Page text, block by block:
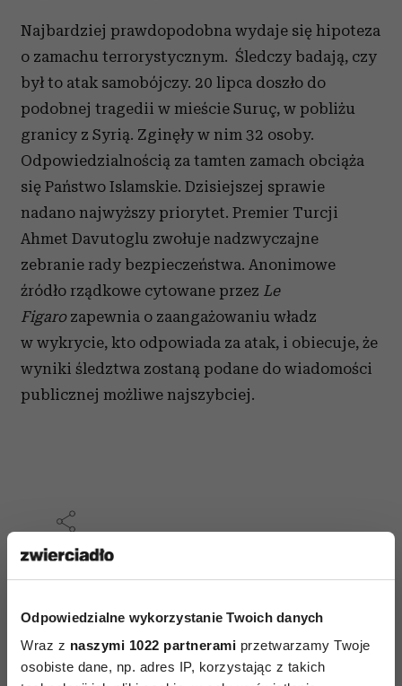
Odpowiedzialne wykorzystanie Twoich danych
Wraz z naszymi 1022 partnerami przetwarzamy Twoje
osobiste dane, np. adres IP, korzystając z takich
Najbardziej prawdopodobna wydaje się hipoteza
o zamachu terrorystycznym. Śledczy badają, czy
był to atak samobójczy. 20 lipca doszło do
podobnej tragedii w mieście Suruç, w pobliżu
granicy z Syrią. Zginęły w nim 32 osoby.
Odpowiedzialnością za tamten zamach obciąża
się Państwo Islamskie. Dzisiejszej sprawie
nadano najwyższy priorytet. Premier Turcji
Ahmet Davutoglu zwołuje nadzwyczajne
zebranie rady bezpieczeństwa. Anonimowe
źródło rządkowe cytowane przez Le
Figarozapewnia o zaangażowaniu władz
w wykrycie, kto odpowiada za atak, i obiecuje, że
wyniki śledztwa zostaną podane do wiadomości
publicznej możliwe najszybciej.